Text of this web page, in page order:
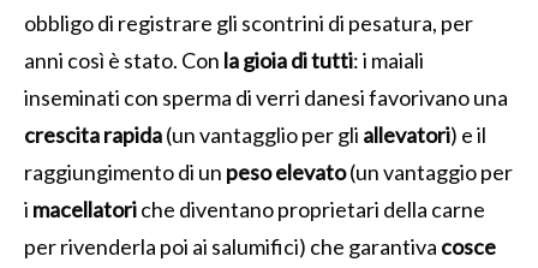
obbligo di registrare gli scontrini di pesatura, per
anni così è stato. Con la gioia di tutti: i maiali
inseminati con sperma di verri danesi favorivano una
crescita rapida(un vantagglio per gli allevatori) e il
raggiungimento di un peso elevato(un vantaggio per
i macellatoriche diventano proprietari della carne
per rivenderla poi ai salumifici) che garantiva cosce